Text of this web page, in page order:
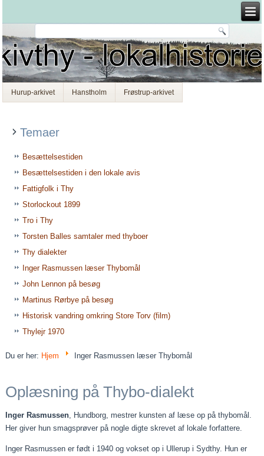
Hurup-arkivet Hanstholm Frøstrup-arkivet
Temaer
Besættelsestiden
Besættelsestiden i den lokale avis
Fattigfolk i Thy
Storlockout 1899
Tro i Thy
Torsten Balles samtaler med thyboer
Thy dialekter
Inger Rasmussen læser Thybomål
John Lennon på besøg
Martinus Rørbye på besøg
Historisk vandring omkring Store Torv (film)
Thylejr 1970
Du er her: Hjem Inger Rasmussen læser Thybomål
Oplæsning på Thybo-dialekt
Inger Rasmussen , Hundborg, mestrer kunsten af læse op på thybomål.
Her giver hun smagsprøver på nogle digte skrevet af lokale forfattere.
Inger Rasmussen er født i 1940 og vokset op i Ullerup i Sydthy. Hun er